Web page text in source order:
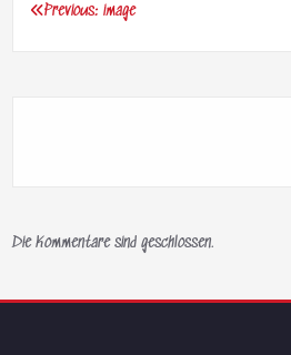
Beitragsnavigation
Previous: image
Die Kommentare sind geschlossen.